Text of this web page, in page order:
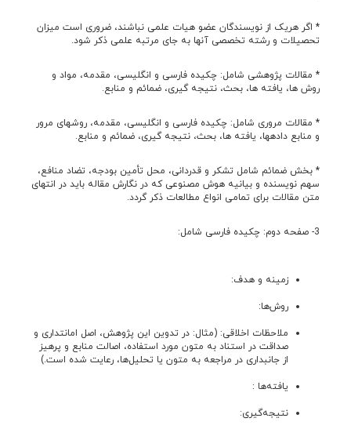
* اگر هریک از نویسندگان عضو هیات علمی نباشند، ضروری است میزان
تحصیلات و رشته تخصصی آنها به جای مرتبه علمی ذکر شود.
* مقالات پژوهشی شامل: چکیده فارسی و انگلیسی، مقدمه، مواد و
روش ها، یافته ها، بحث، نتیجه گیری، ضمائم و منابع.
* مقالات مروری شامل: چکیده فارسی و انگلیسی، مقدمه، روشهای مرور
و منابع داده­ها، یافته ها، بحث، نتیجه گیری، ضمائم و منابع.
* بخش ضمائم شامل تشکر و قدردانی، محل تأمین بودجه، تضاد منافع،
سهم نویسنده و بیانیه هوش مصنوعی که در نگارش مقاله باید در انتهای
متن مقالات برای تمامی انواع مطالعات ذکر گردد.
3- صفحه دوم: چکیده فارسی شامل:
زمینه و هدف:
روش‌ها:
ملاحظات اخلاقی: (مثال: در تدوین این پژوهش، اصل امانتداری و
صداقت در استناد به متون مورد استفاده، اصالت منابع و پرهیز
از جانبداری در مراجعه به متون یا تحلیل‌ها، رعایت شده است.)
یافته‌ها :
نتیجه‌گیری: